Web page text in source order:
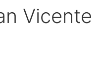
Vicente